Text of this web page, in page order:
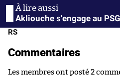
Akliouche s'engage au PSG
RS
Commentaires
Les membres ont posté 2